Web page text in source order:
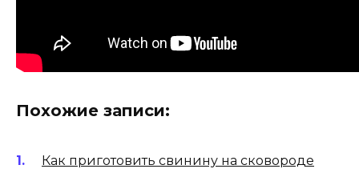
Похожие записи:
Как приготовить свинину на сковороде